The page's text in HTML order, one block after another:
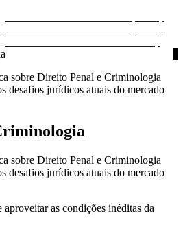
sobre Direito Penal e Criminologia
desafios jurídicos atuais do mercado
sobre Direito Penal e Criminologia
desafios jurídicos atuais do mercado
as condições inéditas da